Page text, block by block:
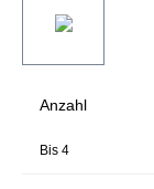
Anzahl
Bis 4